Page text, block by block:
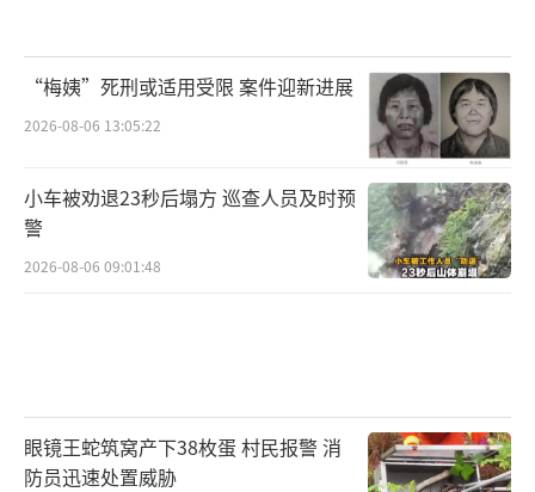
“梅姨”死刑或适用受限 案件迎新进展
2026-08-06 13:05:22
小车被劝退23秒后塌方 巡查人员及时预
警
2026-08-06 09:01:48
眼镜王蛇筑窝产下38枚蛋 村民报警 消
防员迅速处置威胁